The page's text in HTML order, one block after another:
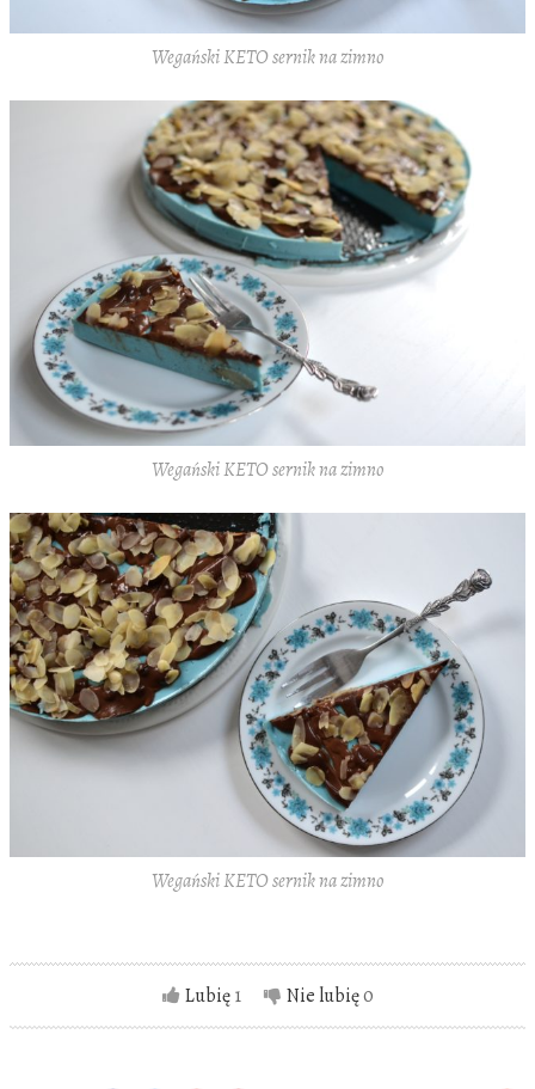
Wegański KETO sernik na zimno
Wegański KETO sernik na zimno
Wegański KETO sernik na zimno
Lubię 1 Nie lubię0